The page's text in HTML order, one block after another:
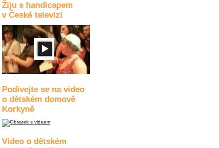
Žiju s handicapem
v České televizi
Podívejte se na video
o dětském domově
Korkyně
Video o dětském